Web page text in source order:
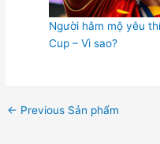
Người hâm mộ yêu
Cup – Vì sao?
← Previous Sản phẩm